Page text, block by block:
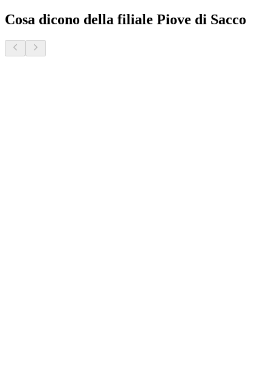
Cosa dicono della filiale Piove di Sacco